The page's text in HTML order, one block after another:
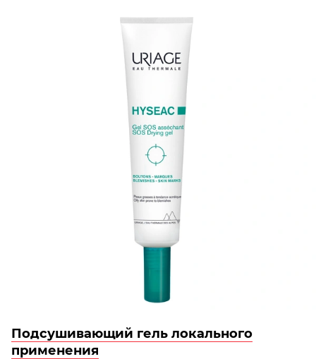
Подсушивающий гель локального
применения